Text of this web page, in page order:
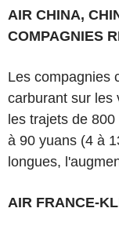
AIR CHINA,
COMPAGNIES
Les compagnies
carburant sur les
les trajets de
à 90 yuans (4 à
longues,
AIR FRANCE-